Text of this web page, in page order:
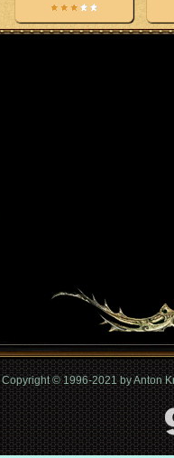
Copyright © 1996-2021 by Anton